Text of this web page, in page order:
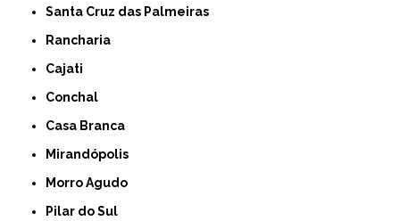
Santa Cruz das Palmeiras
Rancharia
Cajati
Conchal
Casa Branca
Mirandópolis
Morro Agudo
Pilar do Sul